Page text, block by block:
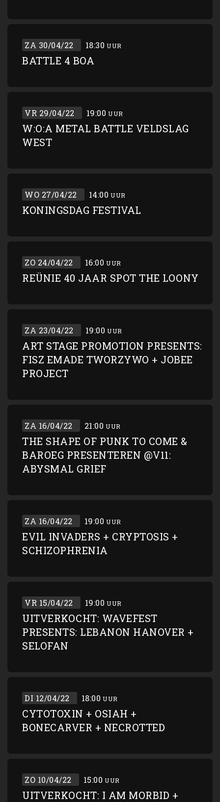
ZA 30/04/22 18:30 UUR
BATTLE 4 BOA
VR 29/04/22 19:00 UUR
W:O:A METAL BATTLE VELDSLAG
WEST
WO 27/04/22 14:00 UUR
KONINGSDAG FESTIVAL
ZO 24/04/22 16:00 UUR
REÜNIE 40 JAAR SPOT THE LOONY
ZA 23/04/22 19:00 UUR
ART STAGE PROMOTION PRESENTS:
FISZ EMADE TWORZYWO + JOBEE
PROJECT
ZA 16/04/22 21:00 UUR
THE SHAPE OF PUNK TO COME &
BAROEG PRESENTEREN @V11:
ABYSMAL GRIEF
ZA 16/04/22 19:00 UUR
EVIL INVADERS + CRYPTOSIS +
SCHIZOPHRENIA
VR 15/04/22 19:00 UUR
UITVERKOCHT: WAVEFEST
PRESENTS: LEBANON HANOVER +
SELOFAN
DI 12/04/22 18:00 UUR
CYTOTOXIN + OSIAH +
BONECARVER + NECROTTED
ZO 10/04/22 15:00 UUR
UITVERKOCHT: I AM MORBID +